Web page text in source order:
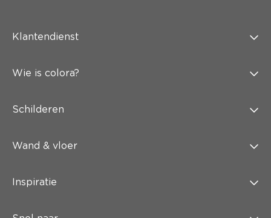
Klantendienst
Wie is colora?
Schilderen
Wand & vloer
Inspiratie